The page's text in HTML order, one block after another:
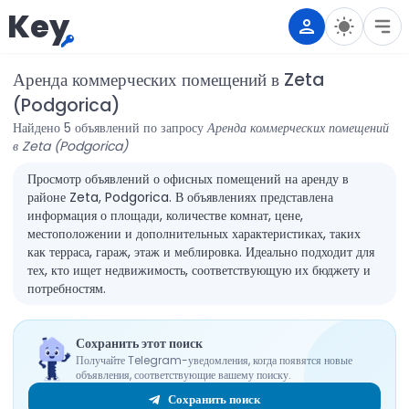
Key
Аренда коммерческих помещений в Zeta
(Podgorica)
Найдено 5 объявлений по запросуАренда коммерческих помещений
в Zeta (Podgorica)
Просмотр объявлений о офисных помещений на аренду в
районе Zeta, Podgorica. В объявлениях представлена
информация о площади, количестве комнат, цене,
местоположении и дополнительных характеристиках, таких
как терраса, гараж, этаж и меблировка. Идеально подходит для
тех, кто ищет недвижимость, соответствующую их бюджету и
потребностям.
Сохранить этот поиск
Получайте Telegram-уведомления, когда появятся новые
объявления, соответствующие вашему поиску.
Сохранить поиск